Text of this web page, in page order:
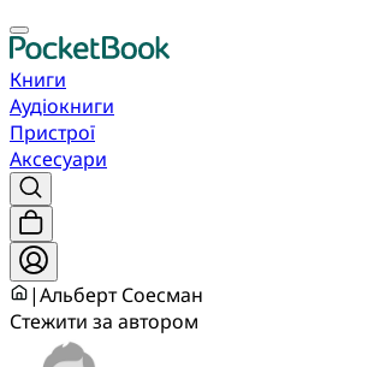
Книги
Аудіокниги
Пристрої
Аксесуари
|Альберт Соесман
Стежити за автором